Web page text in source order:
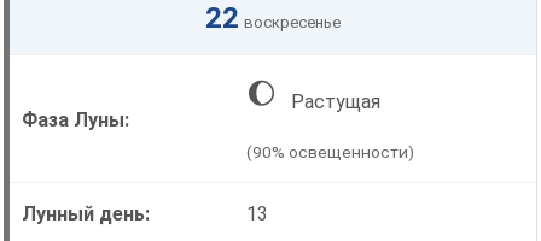
22 воскресенье
🌔 Растущая
(90% освещенности)
13